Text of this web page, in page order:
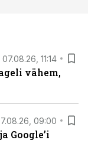
07.08.26, 11:14
vähem,
09:00
Google’i